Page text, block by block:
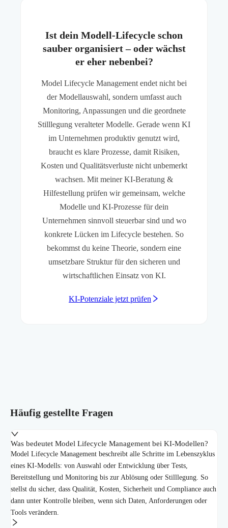
Ist dein Modell-Lifecycle schon
sauber organisiert – oder wächst
er eher nebenbei?
Model Lifecycle Management endet nicht bei
der Modellauswahl, sondern umfasst auch
Monitoring, Anpassungen und die geordnete
Stilllegung veralteter Modelle. Gerade wenn KI
im Unternehmen produktiv genutzt wird,
braucht es klare Prozesse, damit Risiken,
Kosten und Qualitätsverluste nicht unbemerkt
wachsen. Mit meiner KI-Beratung &
Hilfestellung prüfen wir gemeinsam, welche
Modelle und KI-Prozesse für dein
Unternehmen sinnvoll steuerbar sind und wo
konkrete Lücken im Lifecycle bestehen. So
bekommst du keine Theorie, sondern eine
umsetzbare Struktur für den sicheren und
wirtschaftlichen Einsatz von KI.
KI-Potenziale jetzt prüfen
Häufig gestellte Fragen
Was bedeutet Model Lifecycle Management bei KI-Modellen?
Model Lifecycle Management beschreibt alle Schritte im Lebenszyklus
eines KI-Modells: von Auswahl oder Entwicklung über Tests,
Bereitstellung und Monitoring bis zur Ablösung oder Stilllegung. So
stellst du sicher, dass Qualität, Kosten, Sicherheit und Compliance auch
dann unter Kontrolle bleiben, wenn sich Daten, Anforderungen oder
Tools verändern.